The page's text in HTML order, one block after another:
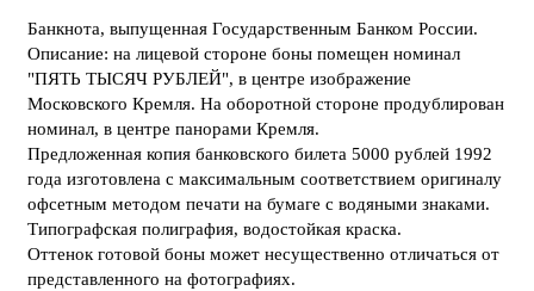
Банкнота, выпущенная Государственным Банком России.
Описание: на лицевой стороне боны помещен номинал
"ПЯТЬ ТЫСЯЧ РУБЛЕЙ", в центре изображение
Московского Кремля. На оборотной стороне продублирован
номинал, в центре панорами Кремля.
Предложенная копия банковского билета 5000 рублей 1992
года изготовлена с максимальным соответствием оригиналу
офсетным методом печати на бумаге с водяными знаками.
Типографская полиграфия, водостойкая краска.
Оттенок готовой боны может несущественно отличаться от
представленного на фотографиях.